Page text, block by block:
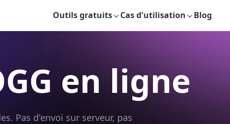
Outils gratuits Cas d'utilisation Blog
en ligne
Pas d'envoi sur serveur, pas